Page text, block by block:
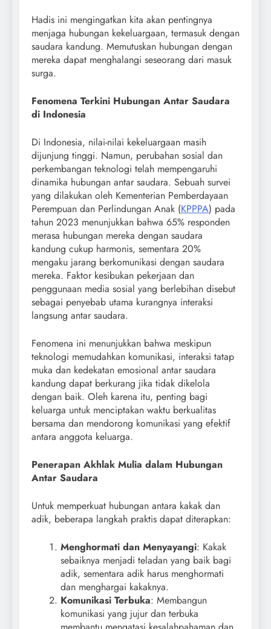
Hadis ini mengingatkan kita akan pentingnya
menjaga hubungan kekeluargaan, termasuk dengan
saudara kandung. Memutuskan hubungan dengan
mereka dapat menghalangi seseorang dari masuk
surga.
Fenomena Terkini Hubungan Antar Saudara
di Indonesia
Di Indonesia, nilai-nilai kekeluargaan masih
dijunjung tinggi. Namun, perubahan sosial dan
perkembangan teknologi telah mempengaruhi
dinamika hubungan antar saudara. Sebuah survei
yang dilakukan oleh Kementerian Pemberdayaan
Perempuan dan Perlindungan Anak (KPPPA) pada
tahun 2023 menunjukkan bahwa 65% responden
merasa hubungan mereka dengan saudara
kandung cukup harmonis, sementara 20%
mengaku jarang berkomunikasi dengan saudara
mereka. Faktor kesibukan pekerjaan dan
penggunaan media sosial yang berlebihan disebut
sebagai penyebab utama kurangnya interaksi
langsung antar saudara.
Fenomena ini menunjukkan bahwa meskipun
teknologi memudahkan komunikasi, interaksi tatap
muka dan kedekatan emosional antar saudara
kandung dapat berkurang jika tidak dikelola
dengan baik. Oleh karena itu, penting bagi
keluarga untuk menciptakan waktu berkualitas
bersama dan mendorong komunikasi yang efektif
antara anggota keluarga.
Penerapan Akhlak Mulia dalam Hubungan
Antar Saudara
Untuk memperkuat hubungan antara kakak dan
adik, beberapa langkah praktis dapat diterapkan:
Menghormati dan Menyayangi: Kakak
sebaiknya menjadi teladan yang baik bagi
adik, sementara adik harus menghormati
dan menghargai kakaknya.
Komunikasi Terbuka: Membangun
komunikasi yang jujur dan terbuka